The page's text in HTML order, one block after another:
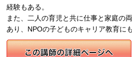
経験もある。
また、二人の育児と共に仕事と家庭の
あり、NPOの子どものキャリア教育に